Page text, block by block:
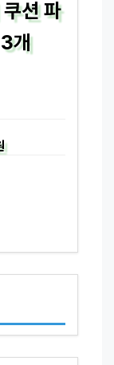
션 파
개